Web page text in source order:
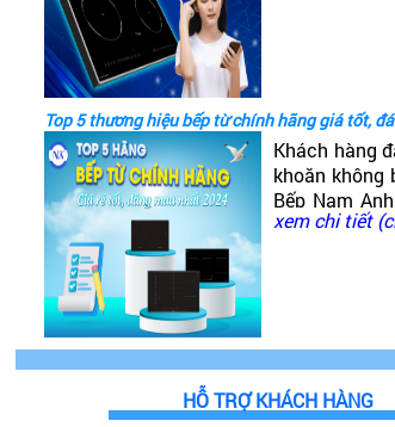
Top 5 thương hiệu bếp từ chính hãng giá tốt,
Khách hàng
khoăn không
Bếp Nam
giá phải
xem chi tiết
HỖ TRỢ KHÁCH HÀNG